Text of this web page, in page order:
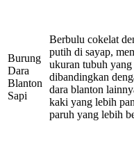
Burung
Dara
Blanton
Sapi
Berbulu cokelat
putih di sayap,
ukuran tubuh yang
dibandingkan
dara blanton
kaki yang lebih
paruh yang lebih